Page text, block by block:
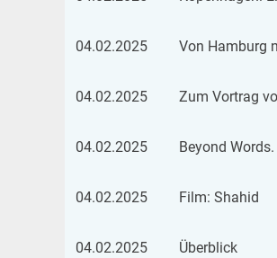
04.02.2025
Von Ham­burg
04.02.2025
Zum Vor­trag
04.02.2025
Bey­ond
04.02.2025
Film: Sha­hid
04.02.2025
Über­blick